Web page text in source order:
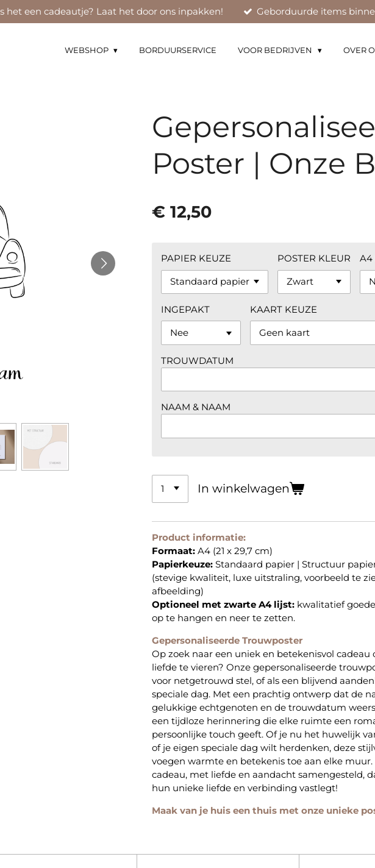
het een cadeautje? Laat het door ons inpakken! Geborduurde items
WEBSHOP BORDUURSERVICE VOOR BEDRIJVEN OVER
Poster | Onze
€ 12,50
PAPIER KEUZE POSTER KLEUR A4
INGEPAKT KAART KEUZE
TROUWDATUM
NAAM & NAAM
In winkelwagen
Product informatie:
Formaat: A4 (21 x 29,7 cm)
Papierkeuze: Standaard papier | Structuur
(stevige kwaliteit, luxe uitstraling, voorbeeld te
afbeelding)
Optioneel met zwarte A4 lijst: kwalitatief
op te hangen en neer te zetten.
Gepersonaliseerde Trouwposter
Op zoek naar een uniek en betekenisvol cadeau
liefde te vieren? Onze gepersonaliseerde
voor netgetrouwd stel, of als een blijvend
speciale dag. Met een prachtig ontwerp dat de
gelukkige echtgenoten en de trouwdatum
een tijdloze herinnering die elke ruimte een
persoonlijke touch geeft. Of je nu het huwelijk
of je eigen speciale dag wilt herdenken, deze
voegen warmte en betekenis toe aan elke muur.
cadeau, met liefde en aandacht samengesteld,
hun unieke liefde en verbinding vastlegt!
Maak van je huis een thuis met onze unieke